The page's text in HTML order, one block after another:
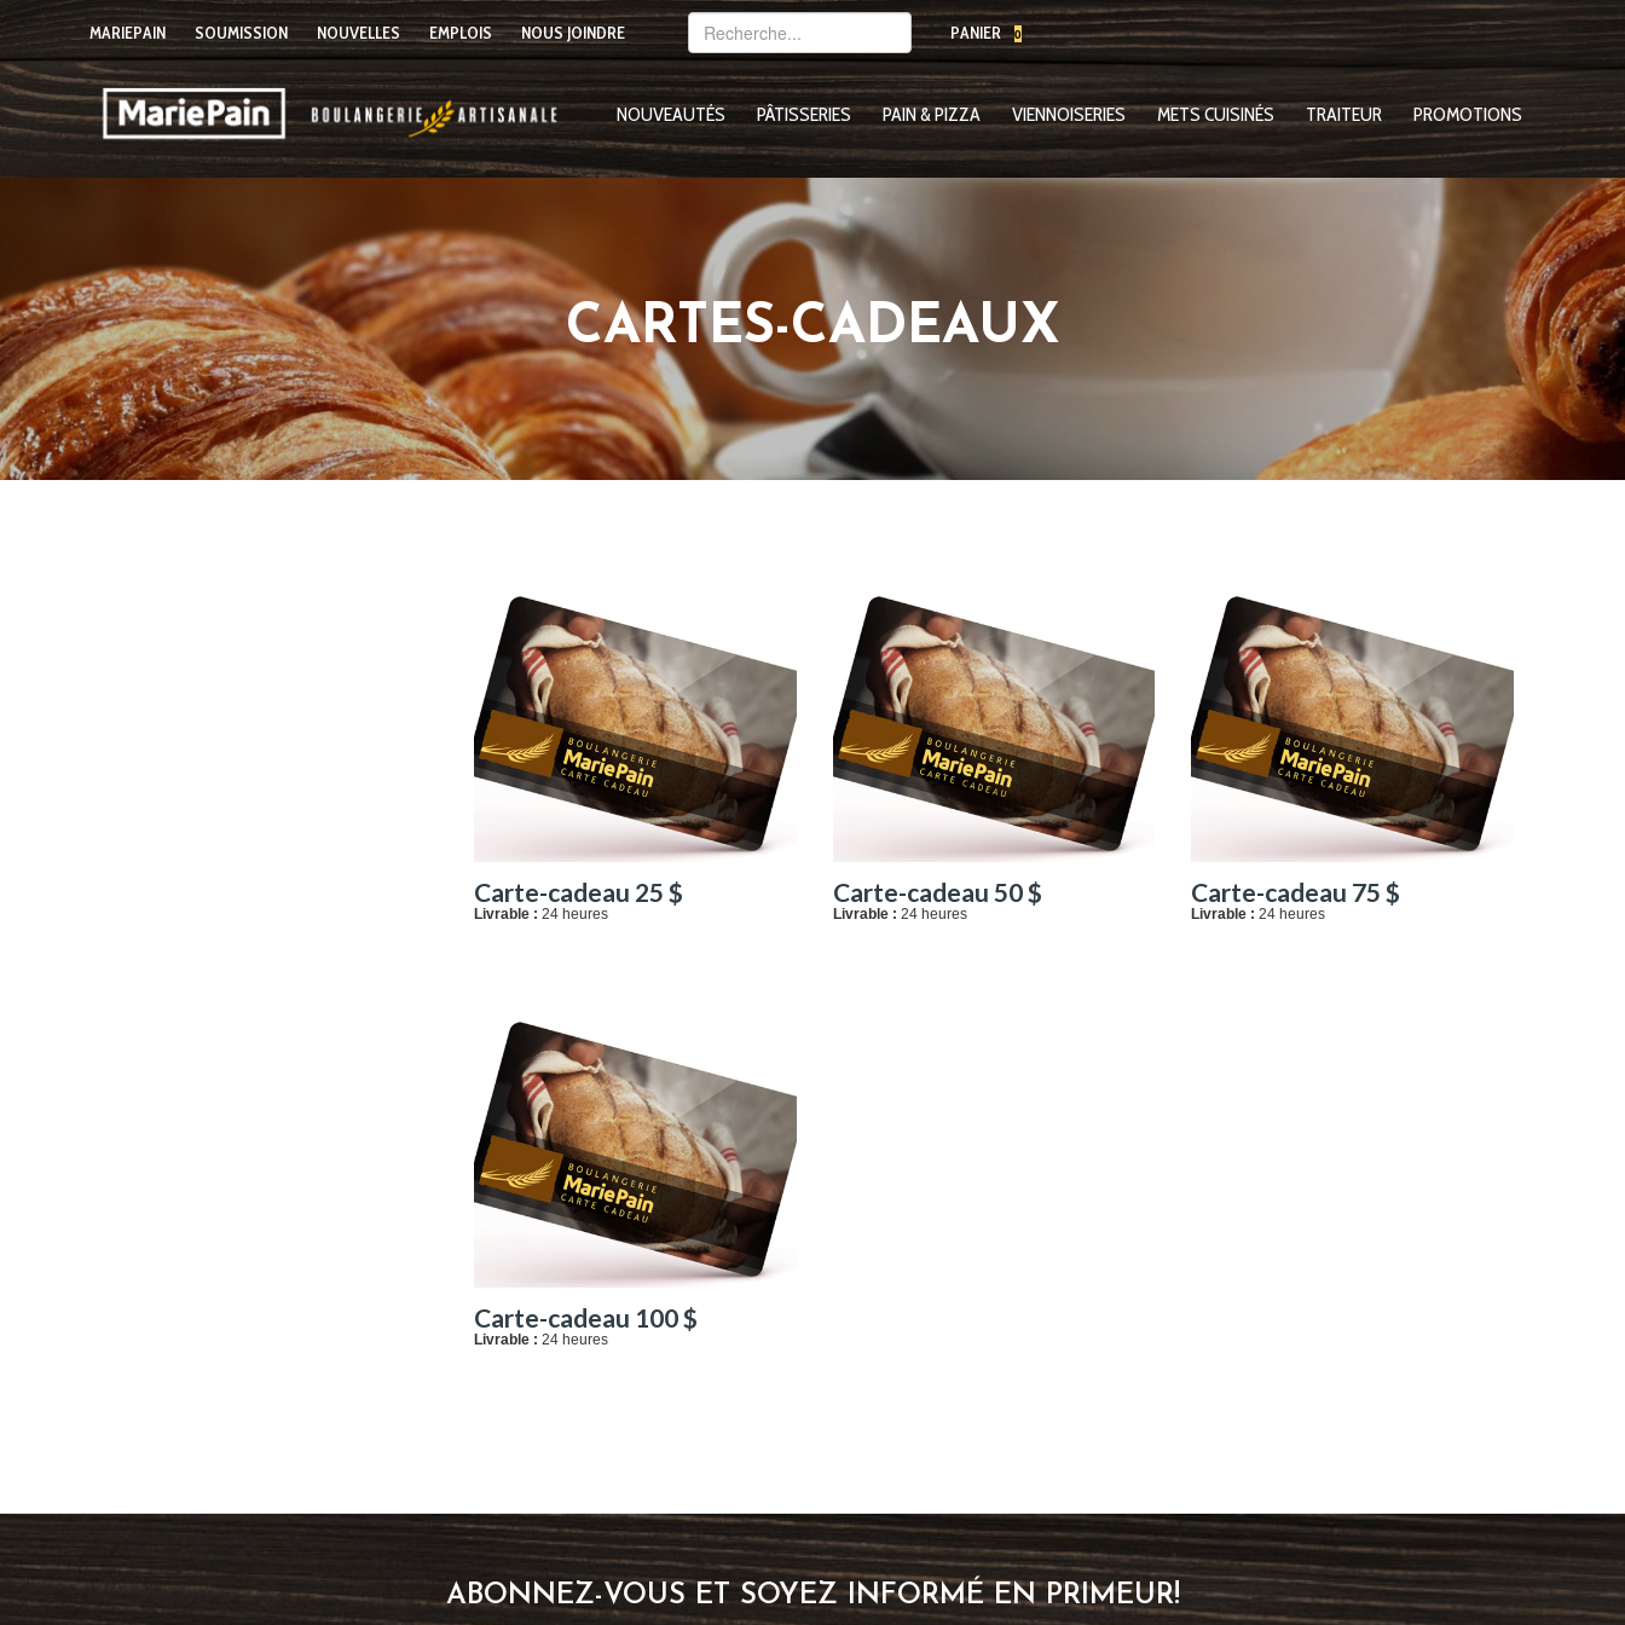
MARIEPAIN SOUMISSION NOUVELLES EMPLOIS NOUS JOINDRE
Mot(s)-
clé(s)
PANIER 0
NOUVEAUTÉS PÂTISSERIES PAIN & PIZZA VIENNOISERIES METS CUISINÉS TRAITEUR PROMOTIONS
CARTES-CADEAUX
Carte-cadeau 25 $
Livrable : 24 heures
Carte-cadeau 50 $
Livrable : 24 heures
Carte-cadeau 75 $
Livrable : 24 heures
Carte-cadeau 100 $
Livrable : 24 heures
ABONNEZ-VOUS ET SOYEZ INFORMÉ EN PRIMEUR!